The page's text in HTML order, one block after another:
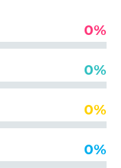
0%
0%
0%
0%